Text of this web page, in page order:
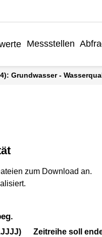
Messstellen
4): Grundwasser -
zum Download an.
Zeitreihe soll